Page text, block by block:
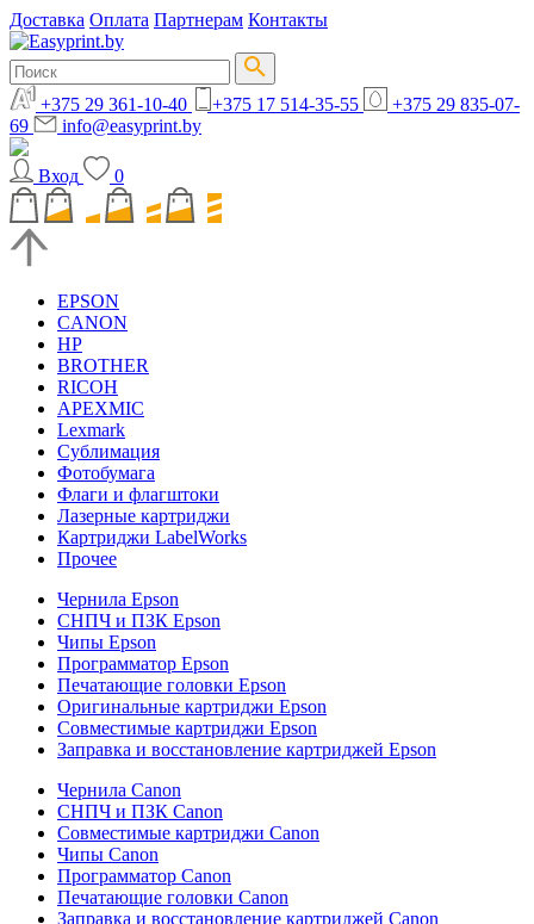
Доставка Оплата Партнерам Контакты
+375 29 361-10-40 +375 17 514-35-55
+375 29 835-07-
69
info@easyprint.by
Вход 0
EPSON
CANON
HP
BROTHER
RICOH
APEXMIC
Lexmark
Сублимация
Фотобумага
Флаги и флагштоки
Лазерные картриджи
Картриджи LabelWorks
Прочее
Чернила Epson
СНПЧ и ПЗК Epson
Чипы Epson
Программатор Epson
Печатающие головки Epson
Оригинальные картриджи Epson
Совместимые картриджи Epson
Заправка и восстановление картриджей Epson
Чернила Canon
СНПЧ и ПЗК Canon
Совместимые картриджи Canon
Чипы Canon
Программатор Canon
Печатающие головки Canon
Заправка и восстановление картриджей Canon